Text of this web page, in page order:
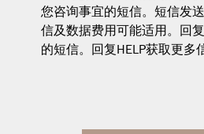
您咨询事宜的短信。短信发
信及数据费用可能适用。回复
的短信。回复HELP获取更多